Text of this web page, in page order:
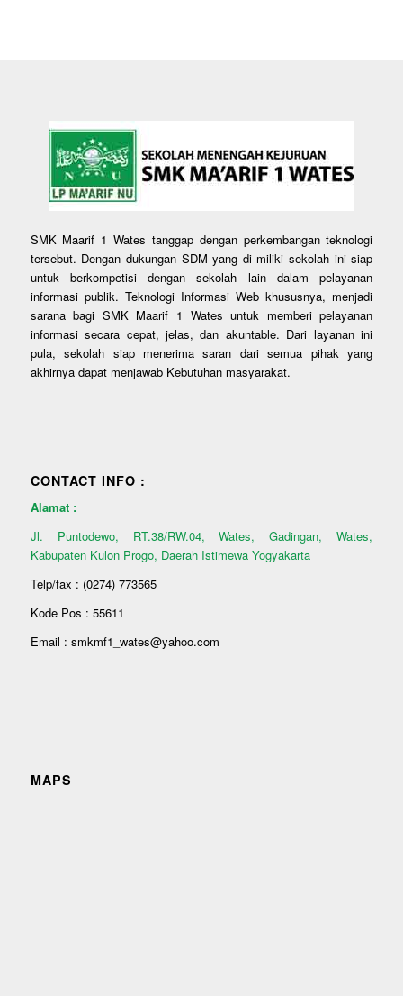
SMK Maarif 1 Wates tanggap dengan perkembangan teknologi
tersebut. Dengan dukungan SDM yang di miliki sekolah ini siap
untuk berkompetisi dengan sekolah lain dalam pelayanan
informasi publik. Teknologi Informasi Web khususnya, menjadi
sarana bagi SMK Maarif 1 Wates untuk memberi pelayanan
informasi secara cepat, jelas, dan akuntable. Dari layanan ini
pula, sekolah siap menerima saran dari semua pihak yang
akhirnya dapat menjawab Kebutuhan masyarakat.
CONTACT INFO :
Alamat :
Jl. Puntodewo, RT.38/RW.04, Wates, Gadingan, Wates,
Kabupaten Kulon Progo, Daerah Istimewa Yogyakarta
Telp/fax : (0274) 773565
Kode Pos : 55611
Email : smkmf1_wates@yahoo.com
MAPS